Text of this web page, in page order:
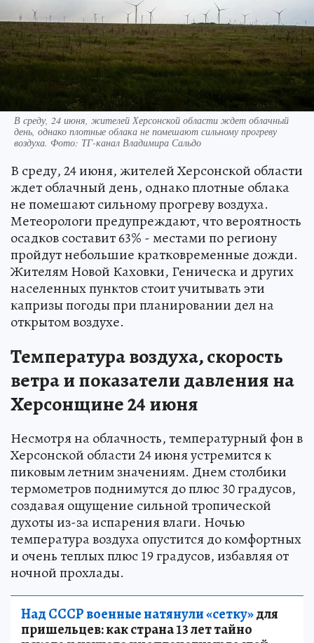
В среду, 24 июня, жителей Херсонской области ждет облачный
день, однако плотные облака не помешают сильному прогреву
воздуха. Фото: ТГ-канал Владимира Сальдо
В среду, 24 июня, жителей Херсонской области
ждет облачный день, однако плотные облака
не помешают сильному прогреву воздуха.
Метеорологи предупреждают, что вероятность
осадков составит 63% - местами по региону
пройдут небольшие кратковременные дожди.
Жителям Новой Каховки, Геническа и других
населенных пунктов стоит учитывать эти
капризы погоды при планировании дел на
открытом воздухе.
Температура воздуха, скорость
ветра и показатели давления на
Херсонщине 24 июня
Несмотря на облачность, температурный фон в
Херсонской области 24 июня устремится к
пиковым летним значениям. Днем столбики
термометров поднимутся до плюс 30 градусов,
создавая ощущение сильной тропической
духоты из-за испарения влаги. Ночью
температура воздуха опустится до комфортных
и очень теплых плюс 19 градусов, избавляя от
ночной прохлады.
Над СССР военные натянули «сетку»для
пришельцев: как страна 13 лет тайно